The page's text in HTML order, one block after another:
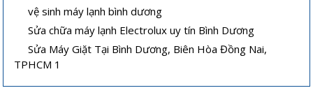
vệ sinh máy lạnh bình dương
Sửa chữa máy lạnh Electrolux uy tín Bình Dương
Sửa Máy Giặt Tại Bình Dương, Biên Hòa Đồng Nai,
TPHCM 1